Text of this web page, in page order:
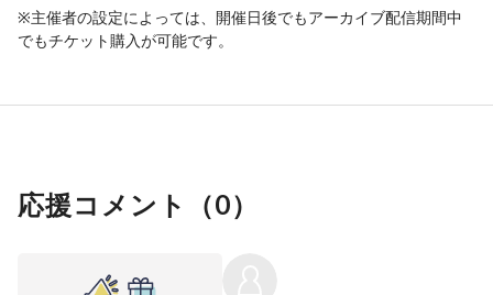
※主催者の設定によっては、開催日後でもアーカイブ配信期間中
でもチケット購入が可能です。
応援コメント（0）